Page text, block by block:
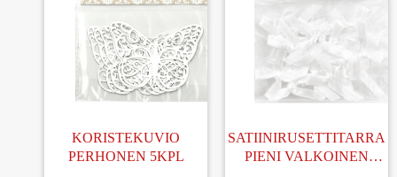
KORISTEKUVIO
PERHONEN 5KPL
SATIINIRUSETTITARRA
PIENI VALKOINEN